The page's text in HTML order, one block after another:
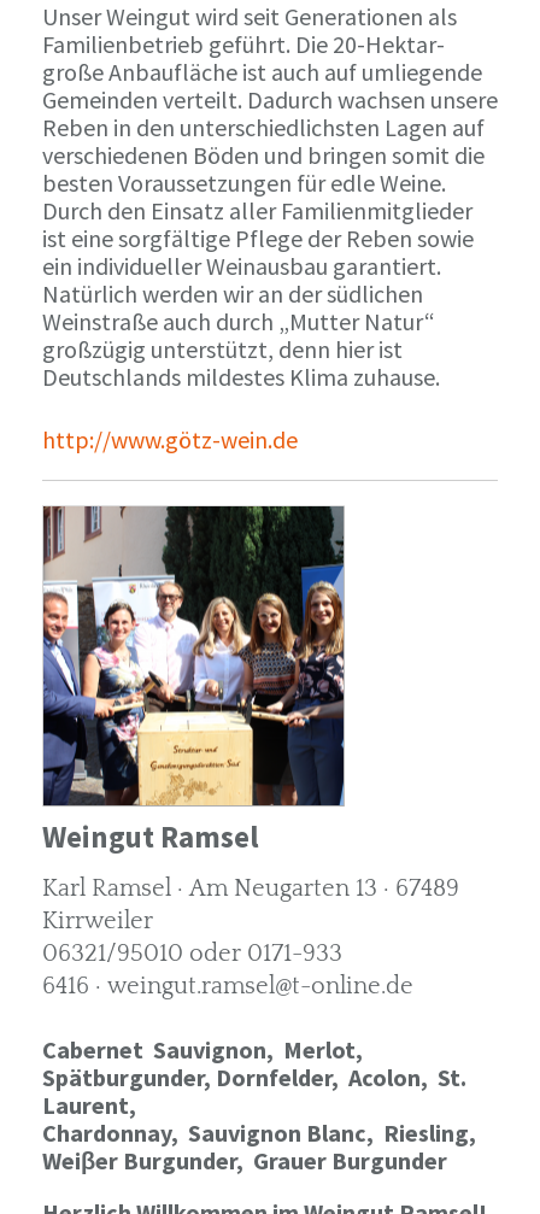
Unser Weingut wird seit Generationen als
Familienbetrieb geführt. Die 20-Hektar-
große Anbaufläche ist auch auf umliegende
Gemeinden verteilt. Dadurch wachsen unsere
Reben in den unterschiedlichsten Lagen auf
verschiedenen Böden und bringen somit die
besten Voraussetzungen für edle Weine.
Durch den Einsatz aller Familienmitglieder
ist eine sorgfältige Pflege der Reben sowie
ein individueller Weinausbau garantiert.
Natürlich werden wir an der südlichen
Weinstraße auch durch „Mutter Natur“
großzügig unterstützt, denn hier ist
Deutschlands mildestes Klima zuhause.
http://www.götz-wein.de
Weingut Ramsel
Karl Ramsel · Am Neugarten 13 · 67489
Kirrweiler
06321/95010 oder 0171-933
6416 · weingut.ramsel@t-online.de
Cabernet Sauvignon, Merlot,
Spätburgunder, Dornfelder, Acolon, St.
Laurent,
Chardonnay, Sauvignon Blanc, Riesling,
Weiβer Burgunder, Grauer Burgunder